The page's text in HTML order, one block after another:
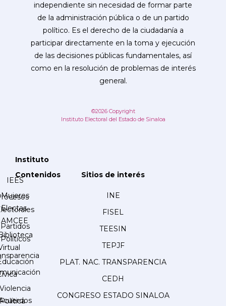
independiente sin necesidad de formar parte
de la administración pública o de un partido
político. Es el derecho de la ciudadanía a
participar directamente en la toma y ejecución
de las decisiones públicas fundamentales, así
como en la resolución de problemas de interés
general.
©2026 Copyright
Instituto Electoral del Estado de Sinaloa
Instituto
IEES
Partidos
Políticos
Contenidos
Mujeres
Electas
AMCEE
Violencia
Política
Sitios de interés
INE
FISEL
TEESIN
TEPJF
PLAT. NAC. TRANSPARENCIA
CEDH
CONGRESO ESTADO SINALOA